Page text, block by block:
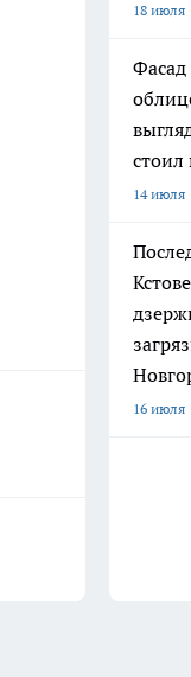
18 июля
Фасад
стоил
14 июля
16 июля